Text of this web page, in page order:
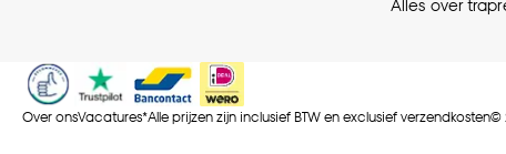
Alles over
Over onsVacatures*Alle prijzen zijn inclusief BTW en exclusief verzendkosten©